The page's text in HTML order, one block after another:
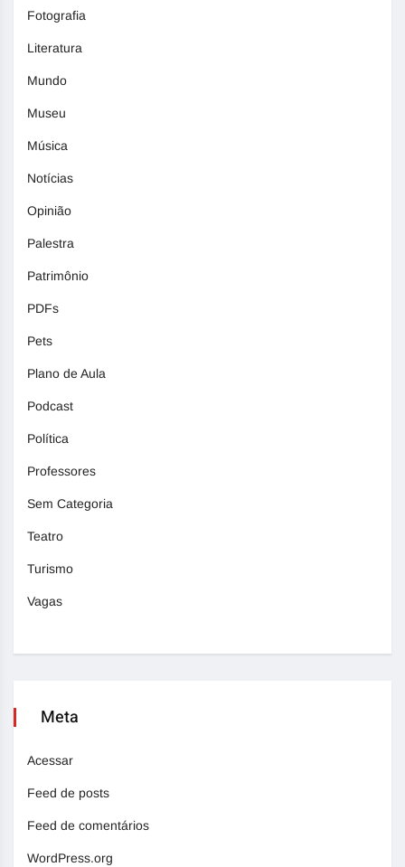
Fotografia
Literatura
Mundo
Museu
Música
Notícias
Opinião
Palestra
Patrimônio
PDFs
Pets
Plano de Aula
Podcast
Política
Professores
Sem Categoria
Teatro
Turismo
Vagas
Meta
Acessar
Feed de posts
Feed de comentários
WordPress.org